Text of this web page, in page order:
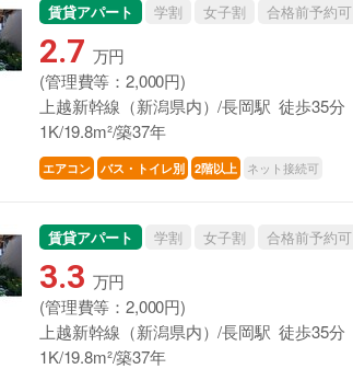
賃貸アパート 学割 女子割 合格前予約可
2.7 万円
(管理費等：2,000円)
上越新幹線（新潟県内）/長岡駅 徒歩35分
1K/19.8m²/築37年
エアコン バス・トイレ別 2階以上 ネット接続可
賃貸アパート 学割 女子割 合格前予約可
3.3 万円
(管理費等：2,000円)
上越新幹線（新潟県内）/長岡駅 徒歩35分
1K/19.8m²/築37年